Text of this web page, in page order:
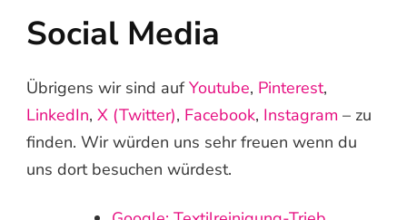
Social Media
Übrigens wir sind auf Youtube, Pinterest,
LinkedIn, X (Twitter), Facebook, Instagram – zu
finden. Wir würden uns sehr freuen wenn du
uns dort besuchen würdest.